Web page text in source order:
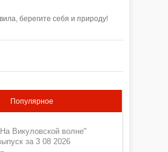
берегите себя и природу!
Популярное
Викуловской волне"
за 3 08 2026